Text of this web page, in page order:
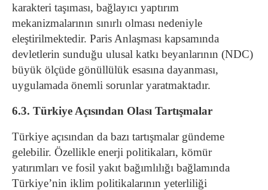
karakteri taşıması, bağlayıcı yaptırım
mekanizmalarının sınırlı olması nedeniyle
eleştirilmektedir. Paris Anlaşması kapsamında
devletlerin sunduğu ulusal katkı beyanlarının (NDC)
büyük ölçüde gönüllülük esasına dayanması,
uygulamada önemli sorunlar yaratmaktadır.
6.3. Türkiye Açısından Olası Tartışmalar
Türkiye açısından da bazı tartışmalar gündeme
gelebilir. Özellikle enerji politikaları, kömür
yatırımları ve fosil yakıt bağımlılığı bağlamında
Türkiye’nin iklim politikalarının yeterliliği